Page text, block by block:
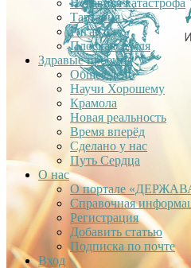
Недавняя катастрофа
Тартария
Гиганты
Плоская Земля
Здравые проекты
Общее дело
Научи Хорошему
Крамола
Новая реальность
Время вперёд
Сделано у нас
Путь Сердца
О нас
О портале
Справочная
Регистрация
Добавить статью
Подписка по почте
Вход